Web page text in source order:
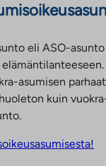
eli ASO-
asumisen
kuin